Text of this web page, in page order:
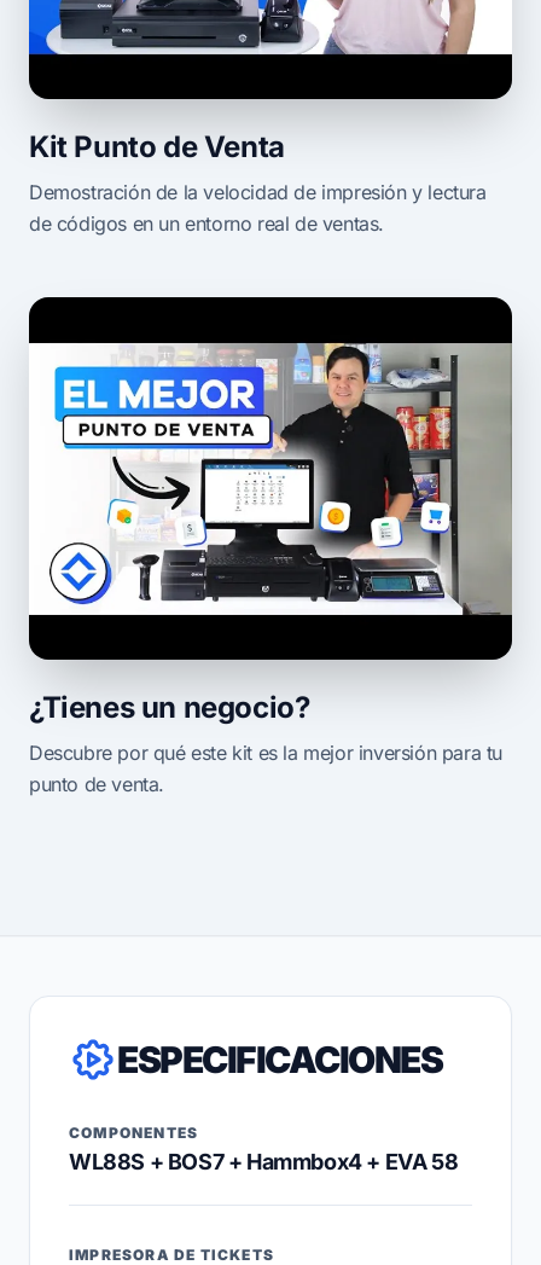
Kit Punto de Venta
Demostración de la velocidad de impresión y lectura
de códigos en un entorno real de ventas.
¿Tienes un negocio?
Descubre por qué este kit es la mejor inversión para tu
punto de venta.
ESPECIFICACIONES
COMPONENTES
WL88S + BOS7 + Hammbox4 + EVA 58
IMPRESORA DE TICKETS